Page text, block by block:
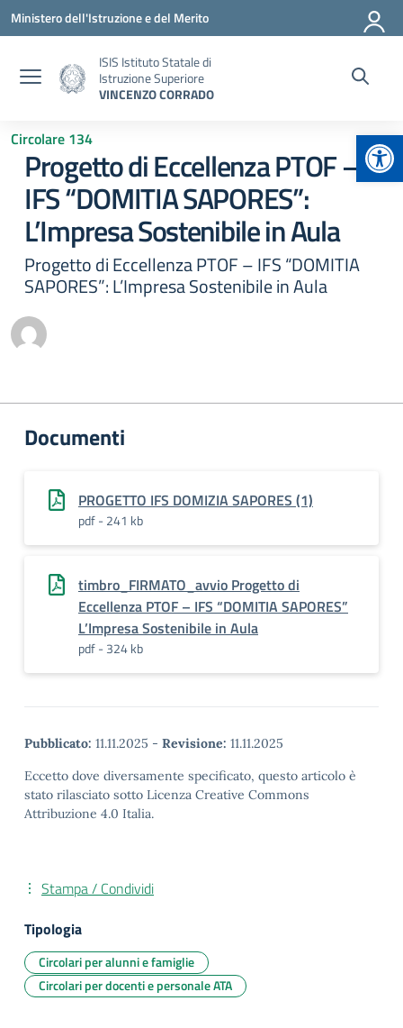
Vai ai contenuti
Vai al menu di navigazione
Vai al footer
Ministero dell'Istruzione e del Merito
ISIS Istituto Statale di
Istruzione Superiore
VINCENZO CORRADO
Circolare 134
Progetto di Eccellenza PTOF –
IFS “DOMITIA SAPORES”:
L’Impresa Sostenibile in Aula
Progetto di Eccellenza PTOF – IFS “DOMITIA
SAPORES”: L’Impresa Sostenibile in Aula
Documenti
PROGETTO IFS DOMIZIA SAPORES (1)
pdf - 241 kb
timbro_FIRMATO_avvio Progetto di
Eccellenza PTOF – IFS “DOMITIA SAPORES”
L’Impresa Sostenibile in Aula
pdf - 324 kb
Pubblicato: 11.11.2025 - Revisione: 11.11.2025
Eccetto dove diversamente specificato, questo articolo è
stato rilasciato sotto Licenza Creative Commons
Attribuzione 4.0 Italia.
Stampa / Condividi
Tipologia
Circolari per alunni e famiglie
Circolari per docenti e personale ATA